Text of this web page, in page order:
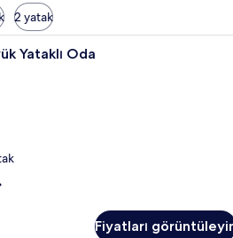
2 yatak
Deluxe Tek Büyük Yataklı Oda
Yataklı Oda
Fiyatları